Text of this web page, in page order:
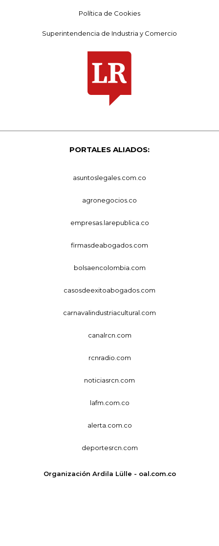
Política de Cookies
Superintendencia de Industria y Comercio
PORTALES ALIADOS:
asuntoslegales.com.co
agronegocios.co
empresas.larepublica.co
firmasdeabogados.com
bolsaencolombia.com
casosdeexitoabogados.com
carnavalindustriacultural.com
canalrcn.com
rcnradio.com
noticiasrcn.com
lafm.com.co
alerta.com.co
deportesrcn.com
Organización Ardila Lülle - oal.com.co